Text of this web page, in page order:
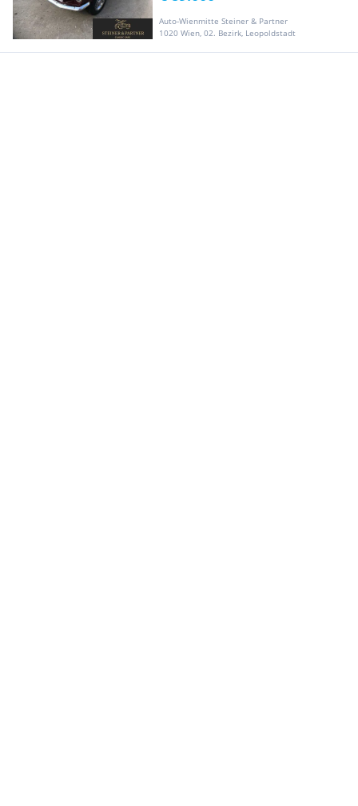
Auto-Wienmitte Steiner & Partner
1020 Wien, 02. Bezirk, Leopoldstadt